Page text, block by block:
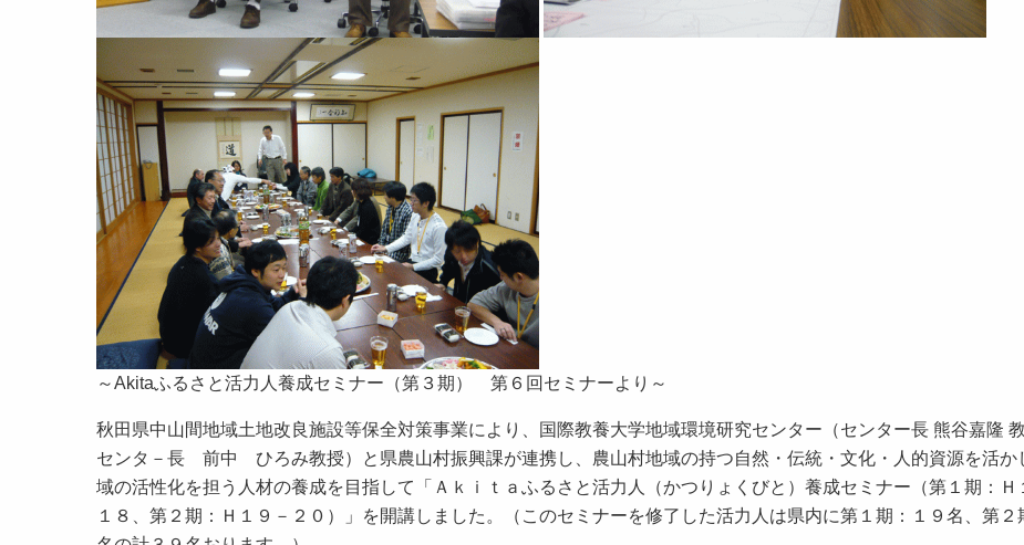
～Akitaふるさと活力人養成セミナー（第３期） 第６回セミナーより～
秋田県中山間地域土地改良施設等保全対策事業により、国際教養大学地域環境研究センター（センター長 熊谷嘉隆
センタ－長 前中 ひろみ教授）と県農山村振興課が連携し、農山村地域の持つ自然・伝統・文化・人的資源を活か
域の活性化を担う人材の養成を目指して「Ａｋｉｔａふるさと活力人（かつりょくびと）養成セミナー（第１期：Ｈ
１８、第２期：Ｈ１９－２０）」を開講しました。（このセミナーを修了した活力人は県内に第１期：１９名、第２